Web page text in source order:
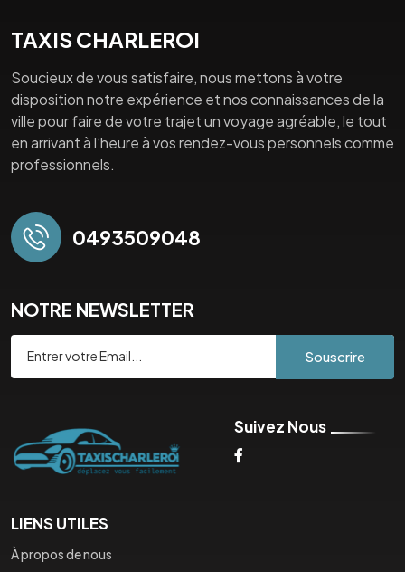
TAXIS CHARLEROI
Soucieux de vous satisfaire, nous mettons à votre
disposition notre expérience et nos connaissances de la
ville pour faire de votre trajet un voyage agréable, le tout
en arrivant à l’heure à vos rendez-vous personnels comme
professionnels.
0493509048
NOTRE NEWSLETTER
Souscrire
Suivez Nous
LIENS UTILES
À propos de nous